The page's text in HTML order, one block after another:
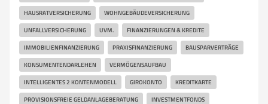
HAUSRATVERSICHERUNG WOHNGEBÄUDEVERSICHERUNG
UNFALLVERSICHERUNG UVM. FINANZIERUNGEN & KREDITE
IMMOBILIENFINANZIERUNG PRAXISFINANZIERUNG BAUSPARVERTRÄGE
KONSUMENTENDARLEHEN VERMÖGENSAUFBAU
INTELLIGENTES 2 KONTENMODELL GIROKONTO KREDITKARTE
PROVISIONSFREIE GELDANLAGEBERATUNG INVESTMENTFONDS